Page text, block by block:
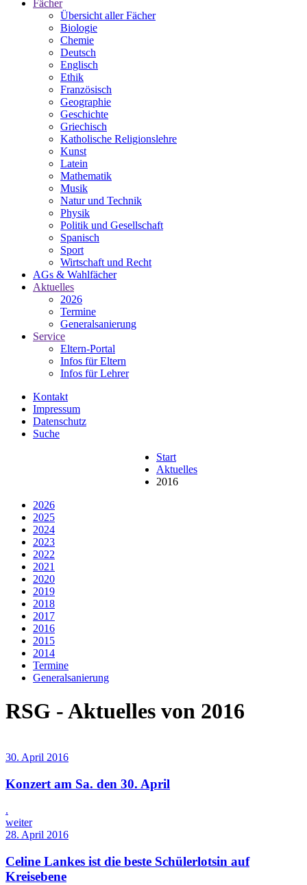
Fächer
Übersicht aller Fächer
Biologie
Chemie
Deutsch
Englisch
Ethik
Französisch
Geographie
Geschichte
Griechisch
Katholische Religionslehre
Kunst
Latein
Mathematik
Musik
Natur und Technik
Physik
Politik und Gesellschaft
Spanisch
Sport
Wirtschaft und Recht
AGs & Wahlfächer
Aktuelles
2026
Termine
Generalsanierung
Service
Eltern-Portal
Infos für Eltern
Infos für Lehrer
Kontakt
Impressum
Datenschutz
Suche
Start
Aktuelles
2016
2026
2025
2024
2023
2022
2021
2020
2019
2018
2017
2016
2015
2014
Termine
Generalsanierung
RSG - Aktuelles von 2016
30. April 2016
Konzert am Sa. den 30. April
.
weiter
28. April 2016
Celine Lankes ist die beste Schülerlotsin auf
Kreisebene